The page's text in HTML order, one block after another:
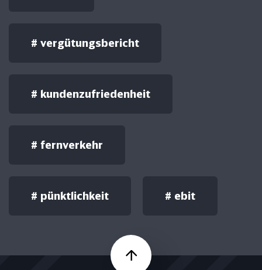
# vergütungsbericht
# kundenzufriedenheit
# fernverkehr
# pünktlichkeit # ebit
Nach oben